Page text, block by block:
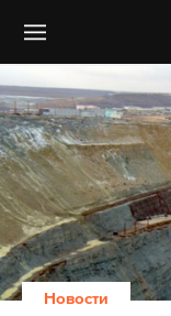
Новости